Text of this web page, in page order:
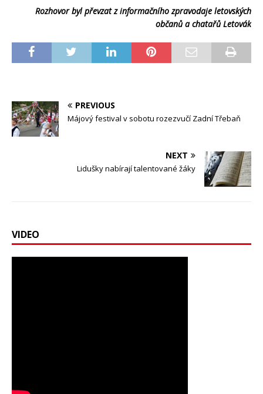
Rozhovor byl převzat z informačního zpravodaje letovských
občanů a chatařů Letovák
PREVIOUS
Májový festival v sobotu rozezvučí Zadní Třebaň
NEXT
Lidušky nabírají talentované žáky
VIDEO